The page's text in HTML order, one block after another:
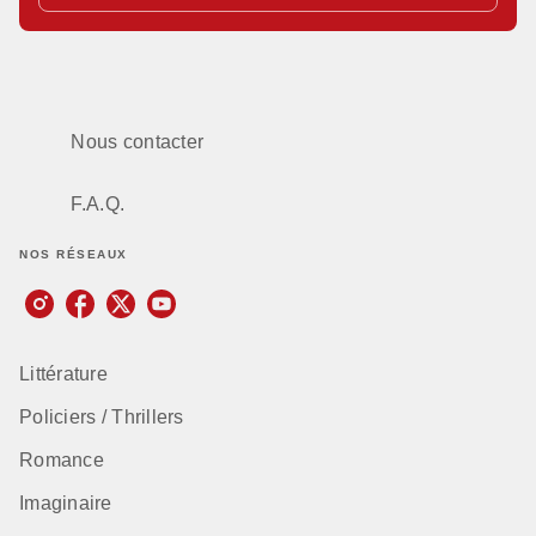
Nous contacter
F.A.Q.
NOS RÉSEAUX
Littérature
Policiers / Thrillers
Romance
Imaginaire